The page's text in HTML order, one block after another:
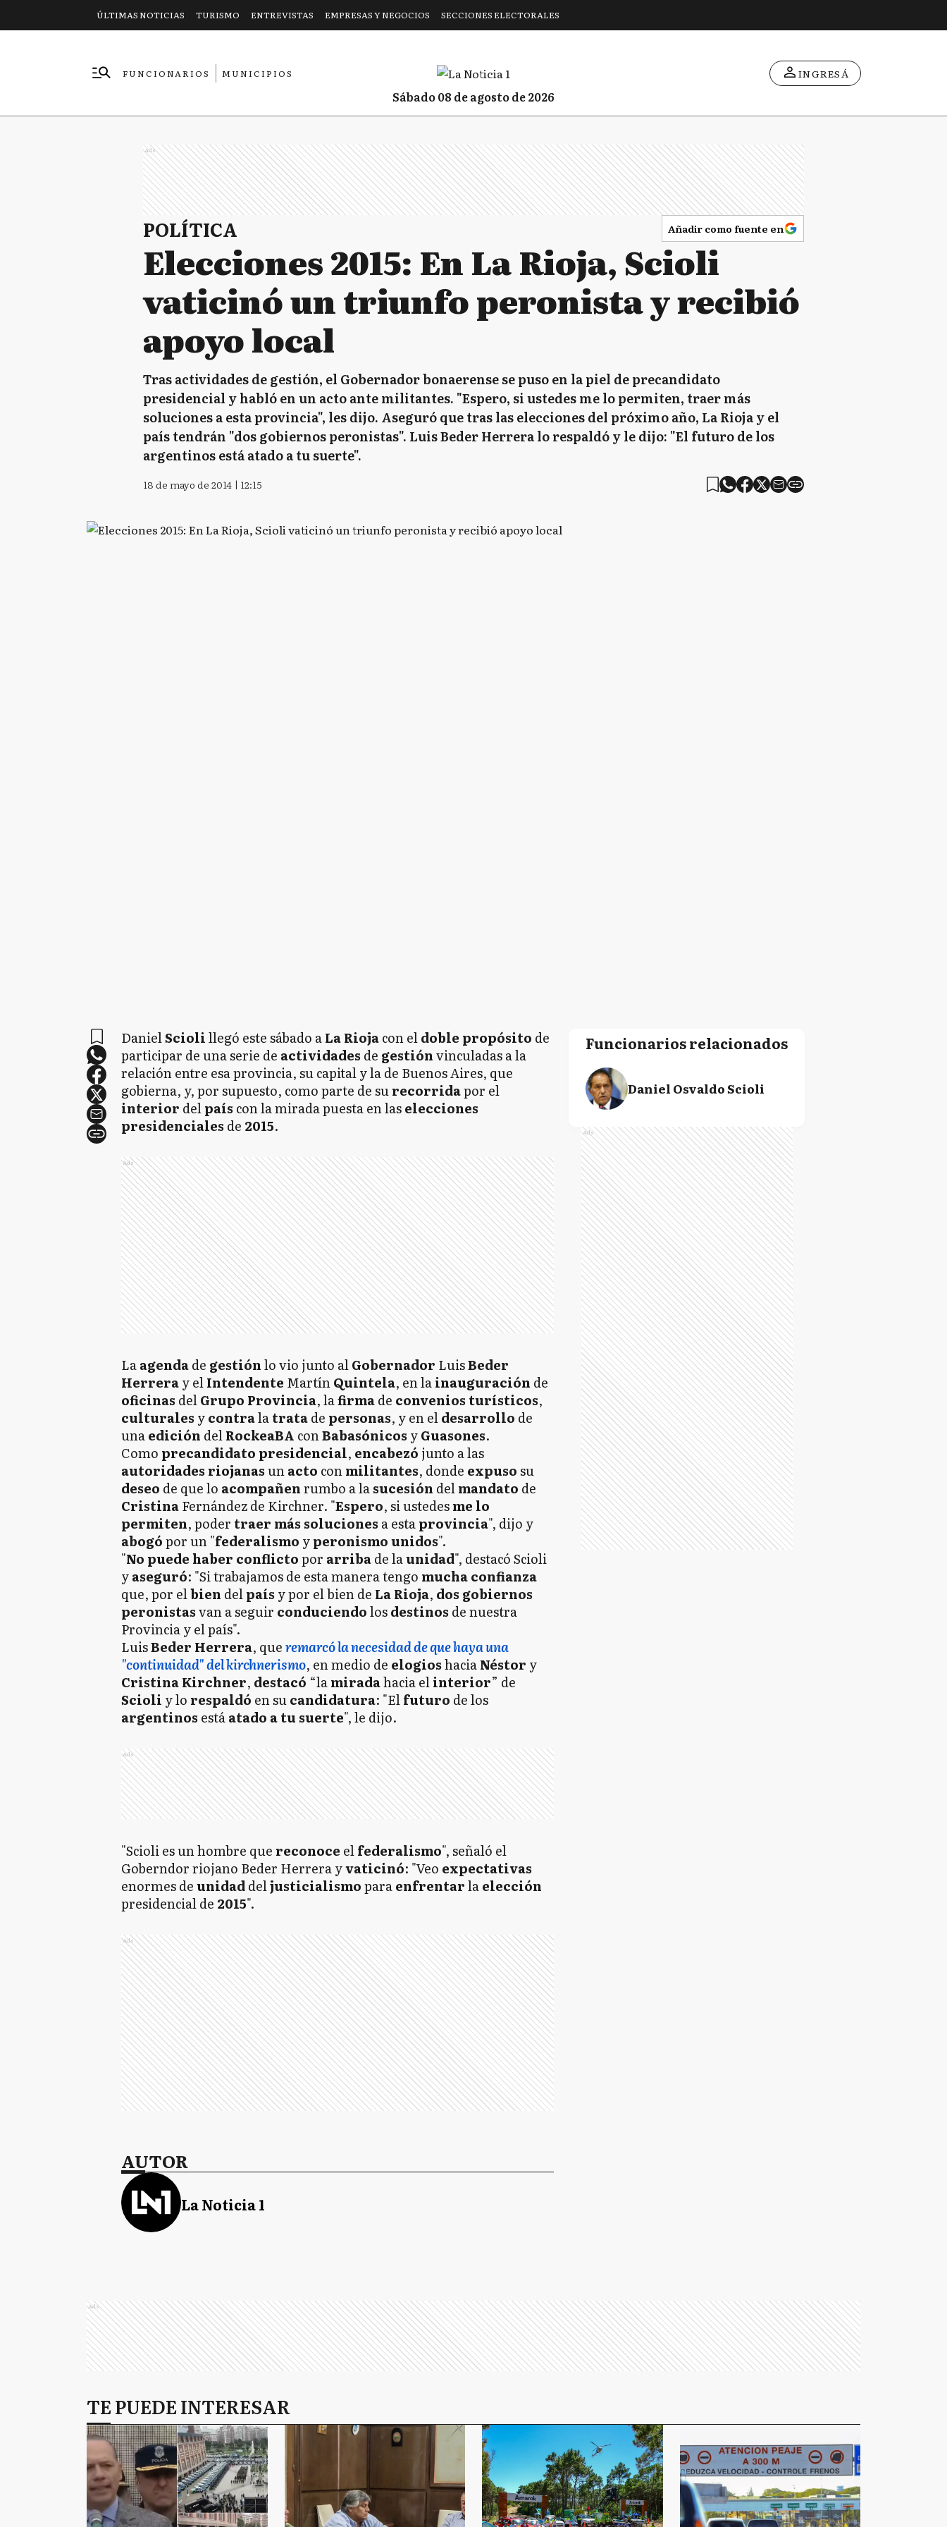
ÚLTIMAS NOTICIAS TURISMO ENTREVISTAS EMPRESAS Y NEGOCIOS SECCIONES ELECTORALES
FUNCIONARIOS
MUNICIPIOS
sábado 08 de agosto de 2026
INGRESÁ
Ads
POLÍTICA Añadir como fuente en
Elecciones 2015: En La Rioja, Scioli
vaticinó un triunfo peronista y recibió
apoyo local
Tras actividades de gestión, el Gobernador bonaerense se puso en la piel de precandidato
presidencial y habló en un acto ante militantes. "Espero, si ustedes me lo permiten, traer más
soluciones a esta provincia", les dijo. Aseguró que tras las elecciones del próximo año, La Rioja y el
país tendrán "dos gobiernos peronistas". Luis Beder Herrera lo respaldó y le dijo: "El futuro de los
argentinos está atado a tu suerte".
18 de mayo de 2014 | 12:15
DanielSciolillegó este sábado aLa Riojacon eldoble propósito de
participar de una serie de actividades de gestiónvinculadas a la
relación entre esa provincia, su capital y la de Buenos Aires, que
gobierna, y, por supuesto, como parte de surecorridapor el
interior delpaís con la mirada puesta en laselecciones
presidenciales de 2015.
Ads
Laagendade gestiónlo vio junto alGobernador LuisBeder
Herreray elIntendente MartínQuintela, en lainauguración de
oficinas delGrupo Provincia, lafirmade convenios turísticos,
culturales ycontralatratade personas, y en eldesarrollo de
unaedición delRockeaBA conBabasónicos yGuasones.
Como precandidato presidencial, encabezó junto a las
autoridades riojanasunacto conmilitantes, donde expusosu
deseo de que lo acompañenrumbo a lasucesión delmandato de
CristinaFernández de Kirchner. "Espero, si ustedesme lo
permiten, poder traer más soluciones a estaprovincia", dijo y
abogópor un "federalismo yperonismounidos".
"No puede haber conflictopor arribade launidad", destacó Scioli
yaseguró: "Si trabajamos de esta manera tengo mucha confianza
que, por elbien delpaís y por el bien de La Rioja, dos gobiernos
peronistasvan a seguir conduciendolosdestinos de nuestra
Provincia y el país".
LuisBeder Herrera, queremarcó la necesidad de que haya una
"continuidad" del kirchnerismo, en medio de elogioshaciaNéstor y
CristinaKirchner, destacó “lamiradahacia elinterior” de
Scioli y lo respaldó en sucandidatura: "Elfuturo de los
argentinos estáatado a tu suerte", le dijo.
Ads
"Scioli es un hombre que reconoce elfederalismo", señaló el
Goberndor riojano Beder Herrera yvaticinó: "Veo expectativas
enormes deunidaddeljusticialismoparaenfrentarlaelección
presidencial de 2015".
Ads
AUTOR
La Noticia 1
Funcionarios relacionados
Daniel Osvaldo Scioli
Ads
Ads
TE PUEDE INTERESAR